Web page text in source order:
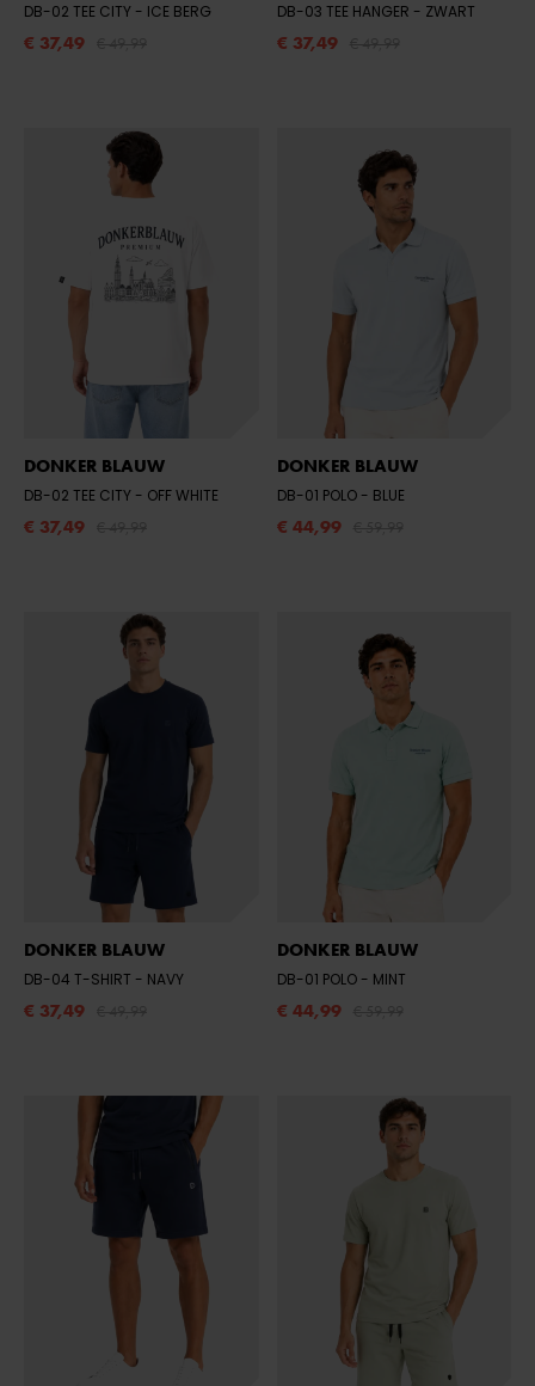
DB-02 TEE CITY - ICE BERG
€ 37,49
DB-03 TEE HANGER - ZWART
€ 37,49
DONKER BLAUW
DB-02 TEE CITY - OFF WHITE
€ 37,49
DONKER BLAUW
DB-01 POLO - BLUE
€ 44,99
DONKER BLAUW
DB-04 T-SHIRT - NAVY
€ 37,49
DONKER BLAUW
DB-01 POLO - MINT
€ 44,99